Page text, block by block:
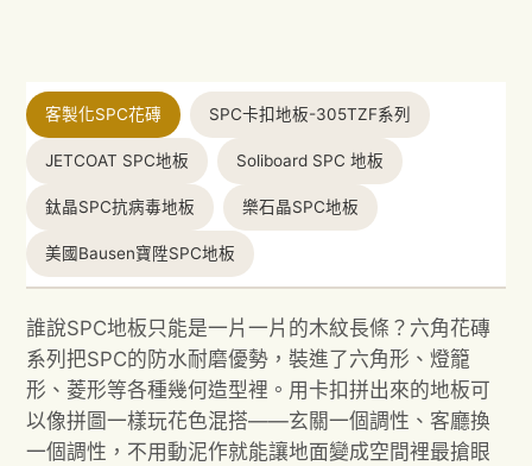
客製化SPC花磚 SPC卡扣地板-305TZF系列
JETCOAT SPC地板 Soliboard SPC 地板
鈦晶SPC抗病毒地板 樂石晶SPC地板
美國Bausen寶陞SPC地板
誰說SPC地板只能是一片一片的木紋長條？六角花磚
系列把SPC的防水耐磨優勢，裝進了六角形、燈籠
形、菱形等各種幾何造型裡。用卡扣拼出來的地板可
以像拼圖一樣玩花色混搭——玄關一個調性、客廳換
一個調性，不用動泥作就能讓地面變成空間裡最搶眼